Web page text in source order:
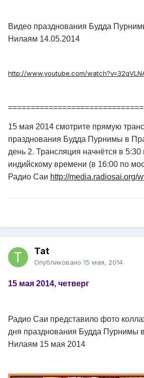
Видео празднования Будда
Нилаям 14.05.2014
http://www.youtube.com/
15 мая 2014 смотрите прямую
празднования Будда Пурнимы в
день 2. Трансляция начнётся в 5:30
индийскому времени (в 16:00 по
Радио Саи http://media.radiosai.org/
Tat
Опубликовано 15 мая, 2014
15 мая 2014, четверг
Радио Саи представило фото
дня празднования Будда Пурнимы
Нилаям 15 мая 2014